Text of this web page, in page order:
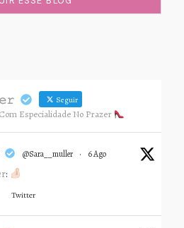
Seguir
Especialidade No Prazer
@sara__muller · 6 Ago
:
Twitter